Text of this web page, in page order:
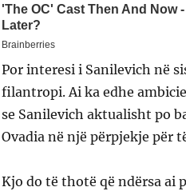
Por interesi i Sanilevich në
filantropi. Ai ka edhe
se Sanilevich aktualisht po
Ovadia në një përpjekje për
Kjo do të thotë që ndërsa ai